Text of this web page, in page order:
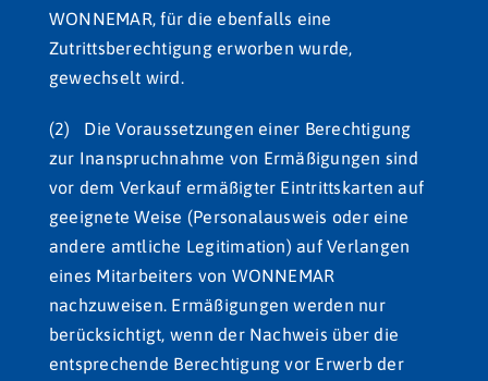
WONNEMAR, für die ebenfalls eine
Zutrittsberechtigung erworben wurde,
gewechselt wird.
(2) Die Voraussetzungen einer Berechtigung
zur Inanspruchnahme von Ermäßigungen sind
vor dem Verkauf ermäßigter Eintrittskarten auf
geeignete Weise (Personalausweis oder eine
andere amtliche Legitimation) auf Verlangen
eines Mitarbeiters von WONNEMAR
nachzuweisen. Ermäßigungen werden nur
berücksichtigt, wenn der Nachweis über die
entsprechende Berechtigung vor Erwerb der